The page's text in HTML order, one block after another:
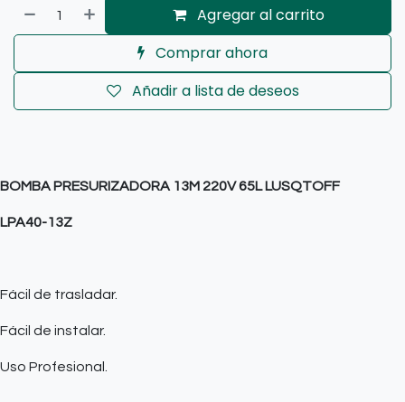
Agregar al carrito
Comprar ahora
Añadir a lista de deseos
BOMBA PRESURIZADORA 13M 220V 65L LUSQTOFF
LPA40-13Z
Fácil de trasladar.
Fácil de instalar.
Uso Profesional.